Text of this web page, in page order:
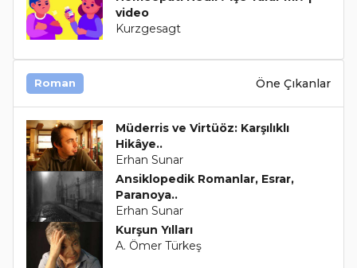
video
Kurzgesagt
Roman Öne Çıkanlar
Müderris ve Virtüöz: Karşılıklı
Hikâye..
Erhan Sunar
Ansiklopedik Romanlar, Esrar,
Paranoya..
Erhan Sunar
Kurşun Yılları
A. Ömer Türkeş